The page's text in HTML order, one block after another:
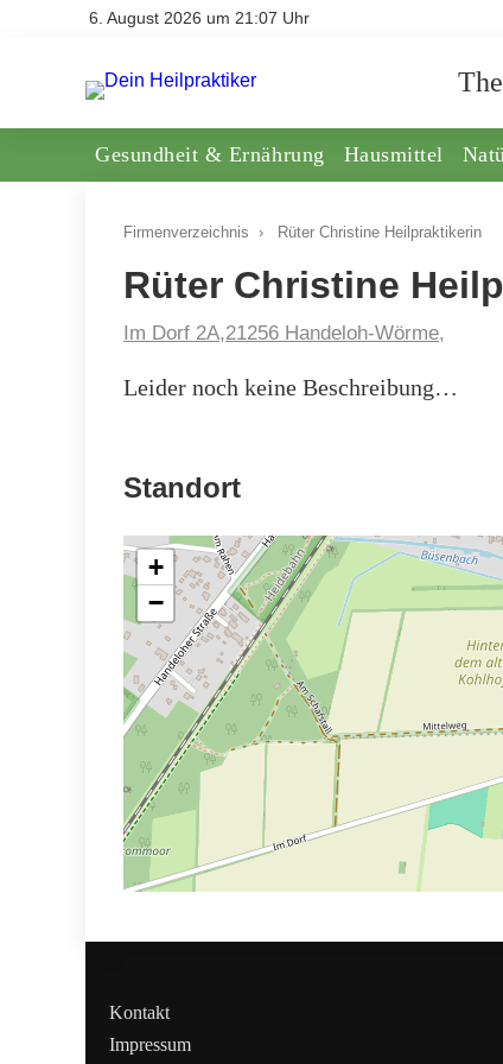
6. August 2026 um 21:07 Uhr
Gesundheit & Ernährung Hausmittel
Firmenverzeichnis › Rüter Christine Heilpraktikerin
Rüter Christine
Im Dorf 2A,21256 Handeloh-Wörme,
Leider noch keine Beschreibung…
Standort
+
−
Kontakt
Impressum